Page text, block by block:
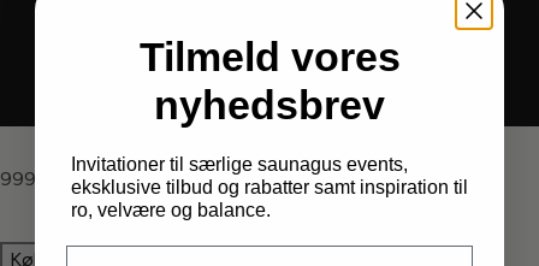
999,00 kr.
Køb nu
Tilmeld vores
nyhedsbrev
Invitationer til særlige saunagus events,
eksklusive tilbud og rabatter samt inspiration til
ro, velvære og balance.